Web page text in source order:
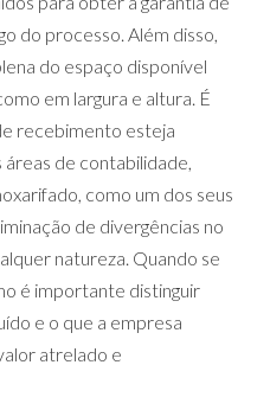
do processo. Além disso,
do espaço disponível
em largura e altura. É
recebimento esteja
de contabilidade,
como um dos seus
de divergências no
natureza. Quando se
é importante distinguir
e o que a empresa
atrelado e